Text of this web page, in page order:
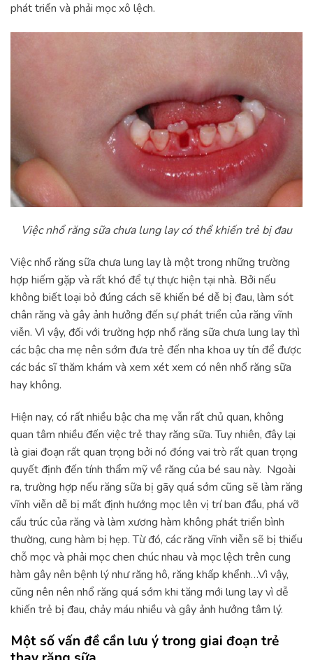
phát triển và phải mọc xô lệch.
Việc nhổ răng sữa chưa lung lay có thể khiến trẻ bị đau
Việc nhổ răng sữa chưa lung lay là một trong những trường
hợp hiếm gặp và rất khó để tự thực hiện tại nhà. Bởi nếu
không biết loại bỏ đúng cách sẽ khiến bé dễ bị đau, làm sót
chân răng và gây ảnh hưởng đến sự phát triển của răng vĩnh
viễn. Vì vậy, đối với trường hợp nhổ răng sữa chưa lung lay thì
các bậc cha mẹ nên sớm đưa trẻ đến nha khoa uy tín để được
các bác sĩ thăm khám và xem xét xem có nên nhổ răng sữa
hay không.
Hiện nay, có rất nhiều bậc cha mẹ vẫn rất chủ quan, không
quan tâm nhiều đến việc trẻ thay răng sữa. Tuy nhiên, đây lại
là giai đoạn rất quan trọng bởi nó đóng vai trò rất quan trọng
quyết định đến tính thẩm mỹ về răng của bé sau này. Ngoài
ra, trường hợp nếu răng sữa bị gãy quá sớm cũng sẽ làm răng
vĩnh viễn dễ bị mất định hướng mọc lên vị trí ban đầu, phá vỡ
cấu trúc của răng và làm xương hàm không phát triển bình
thường, cung hàm bị hẹp. Từ đó, các răng vĩnh viễn sẽ bị thiếu
chỗ mọc và phải mọc chen chúc nhau và mọc lệch trên cung
hàm gây nên bệnh lý như răng hô, răng khấp khểnh…Vì vậy,
cũng nên nên nhổ răng quá sớm khi tăng mới lung lay vì dễ
khiến trẻ bị đau, chảy máu nhiều và gây ảnh hưởng tâm lý.
Một số vấn đề cần lưu ý trong giai đoạn trẻ